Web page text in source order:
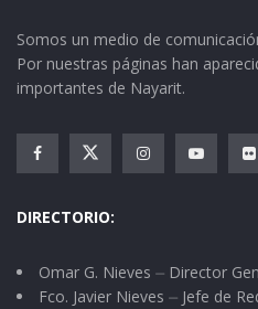
Somos un medio de
Por nuestras páginas han
importantes de Nayarit.
DIRECTORIO:
Omar G. Nieves ⏤ Director
Fco. Javier Nieves ⏤ Jefe de